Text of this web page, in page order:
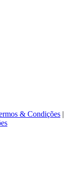
& Condições |